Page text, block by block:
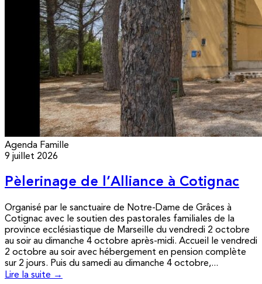
Agenda Famille
9 juillet 2026
Pèlerinage de l’Alliance à Cotignac
Organisé par le sanctuaire de Notre-Dame de Grâces à
Cotignac avec le soutien des pastorales familiales de la
province ecclésiastique de Marseille du vendredi 2 octobre
au soir au dimanche 4 octobre après-midi. Accueil le vendredi
2 octobre au soir avec hébergement en pension complète
sur 2 jours. Puis du samedi au dimanche 4 octobre,...
Lire la suite →